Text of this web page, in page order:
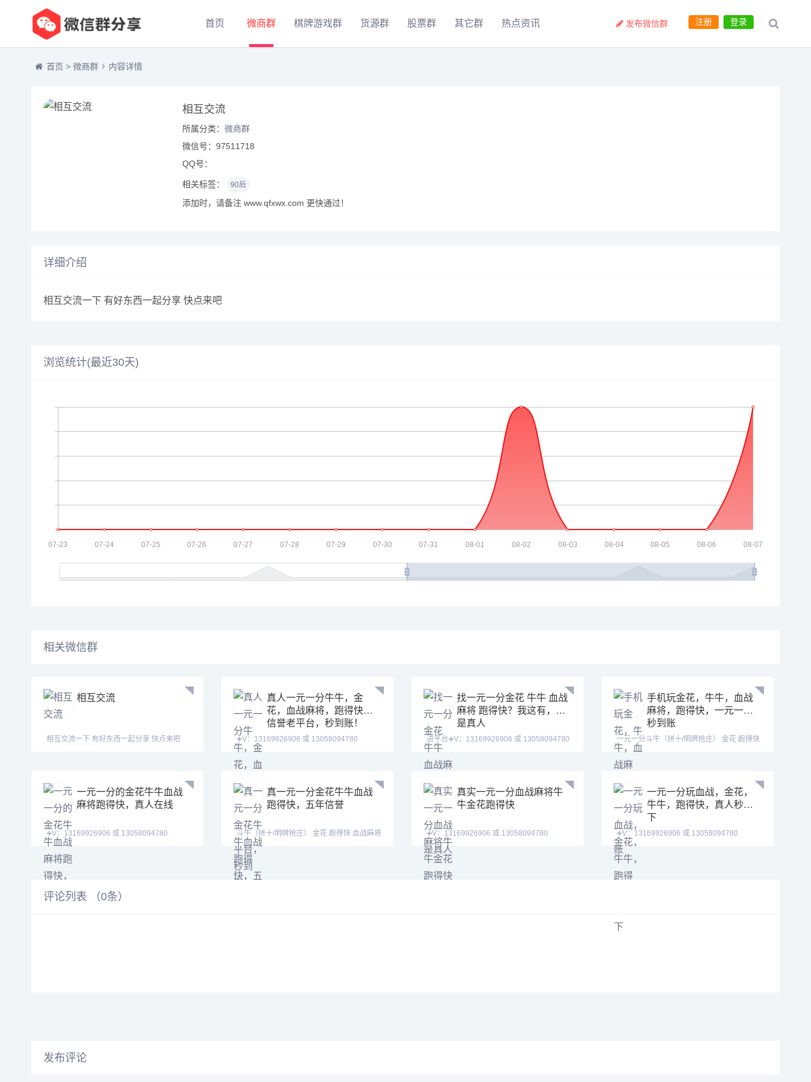
首页 微商群 棋牌游戏群 货源群 股票群 其它群 热点资讯 登录
注册
发布微信群
首页 > 微商群 内容详情
相互交流
所属分类： 微商群
微信号：97511718
QQ号：
相关标签： 90后
添加时，请备注 www.qfxwx.com 更快通过！
详细介绍
相互交流一下 有好东西一起分享 快点来吧
浏览统计(最近30天)
相关微信群
相互交流
相互交流一下 有好东西一起分享 快点来吧
真人一元一分牛牛，金
花，血战麻将，跑得快。
信誉老平台，秒到账！
➕V：13169926906 或 13058094780
QQ:3122617673 玩
找一元一分金花 牛牛 血战
麻将 跑得快？我这有，全
是真人
进平台➕V：13169926906 或 13058094780
QQ:31226176
手机玩金花，牛牛，血战
麻将，跑得快，一元一分
秒到账
一元一分斗牛（拼十/明牌抢庄） 金花 跑得快
血战麻将 德
一元一分的金花牛牛血战
麻将跑得快，真人在线
➕V：13169926906 或 13058094780
QQ:3122617673 主
真一元一分金花牛牛血战
跑得快，五年信誉
斗牛（拼十/明牌抢庄） 金花 跑得快 血战麻将
德州扑克➕
真实一元一分血战麻将牛
牛金花跑得快
➕V：13169926906 或 13058094780
QQ:3122617673 玩
一元一分玩血战，金花，
牛牛，跑得快，真人秒上
下
➕V：13169926906 或 13058094780
QQ:3122617673 玩
评论列表 （0条）
发布评论